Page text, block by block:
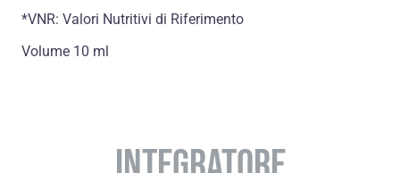
*VNR: Valori Nutritivi di Riferimento
Volume 10 ml